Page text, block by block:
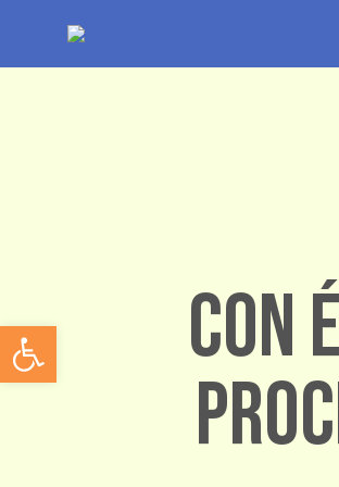
Con
Abrir barra de herramientas